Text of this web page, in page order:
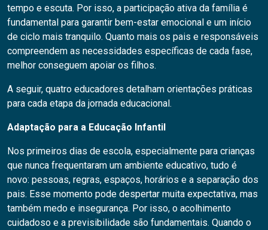
tempo e escuta. Por isso, a participação ativa da família é
fundamental para garantir bem-estar emocional e um início
de ciclo mais tranquilo. Quanto mais os pais e responsáveis
compreendem as necessidades específicas de cada fase,
melhor conseguem apoiar os filhos.
A seguir, quatro educadores detalham orientações práticas
para cada etapa da jornada educacional.
Adaptação para a Educação Infantil
Nos primeiros dias de escola, especialmente para crianças
que nunca frequentaram um ambiente educativo, tudo é
novo: pessoas, regras, espaços, horários e a separação dos
pais. Esse momento pode despertar muita expectativa, mas
também medo e insegurança. Por isso, o acolhimento
cuidadoso e a previsibilidade são fundamentais. Quando o